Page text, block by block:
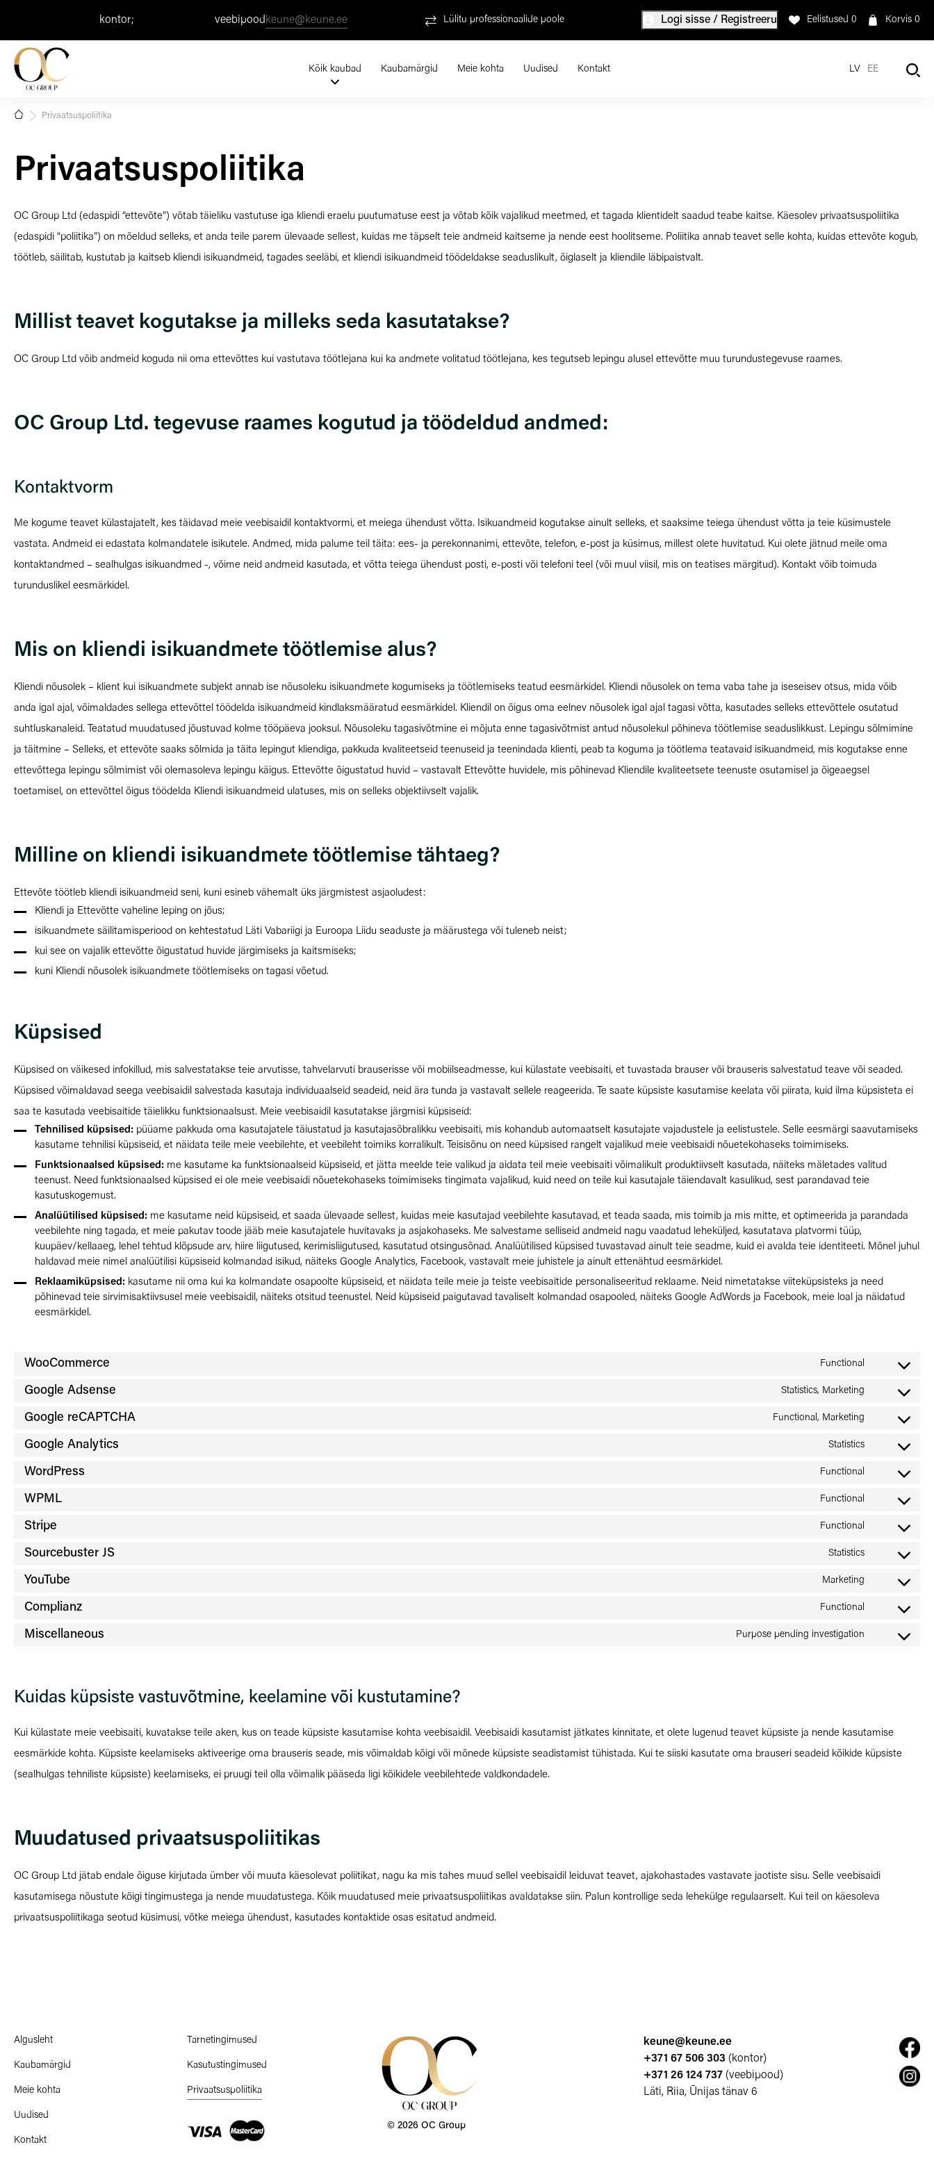
kontor; veebipoodkeune@keune.ee Lülitu professionaalide poole Logi sisse / Registreeru Eelistused 0 Korvis 0
Kõik kaubad Kaubamärgid Meie kohta Uudised Kontakt LV EE
Privaatsuspoliitika
Privaatsuspoliitika
OC Group Ltd (edaspidi “ettevõte”) võtab täieliku vastutuse iga kliendi eraelu puutumatuse eest ja võtab kõik vajalikud meetmed, et tagada klientidelt saadud teabe kaitse. Käesolev privaatsuspoliitika
(edaspidi “poliitika”) on mõeldud selleks, et anda teile parem ülevaade sellest, kuidas me täpselt teie andmeid kaitseme ja nende eest hoolitseme. Poliitika annab teavet selle kohta, kuidas ettevõte kogub,
töötleb, säilitab, kustutab ja kaitseb kliendi isikuandmeid, tagades seeläbi, et kliendi isikuandmeid töödeldakse seaduslikult, õiglaselt ja kliendile läbipaistvalt.
Millist teavet kogutakse ja milleks seda kasutatakse?
OC Group Ltd võib andmeid koguda nii oma ettevõttes kui vastutava töötlejana kui ka andmete volitatud töötlejana, kes tegutseb lepingu alusel ettevõtte muu turundustegevuse raames.
OC Group Ltd. tegevuse raames kogutud ja töödeldud andmed:
Kontaktvorm
Me kogume teavet külastajatelt, kes täidavad meie veebisaidil kontaktvormi, et meiega ühendust võtta. Isikuandmeid kogutakse ainult selleks, et saaksime teiega ühendust võtta ja teie küsimustele
vastata. Andmeid ei edastata kolmandatele isikutele. Andmed, mida palume teil täita: ees- ja perekonnanimi, ettevõte, telefon, e-post ja küsimus, millest olete huvitatud. Kui olete jätnud meile oma
kontaktandmed – sealhulgas isikuandmed -, võime neid andmeid kasutada, et võtta teiega ühendust posti, e-posti või telefoni teel (või muul viisil, mis on teatises märgitud). Kontakt võib toimuda
turunduslikel eesmärkidel.
Mis on kliendi isikuandmete töötlemise alus?
Kliendi nõusolek – klient kui isikuandmete subjekt annab ise nõusoleku isikuandmete kogumiseks ja töötlemiseks teatud eesmärkidel. Kliendi nõusolek on tema vaba tahe ja iseseisev otsus, mida võib
anda igal ajal, võimaldades sellega ettevõttel töödelda isikuandmeid kindlaksmääratud eesmärkidel. Kliendil on õigus oma eelnev nõusolek igal ajal tagasi võtta, kasutades selleks ettevõttele osutatud
suhtluskanaleid. Teatatud muudatused jõustuvad kolme tööpäeva jooksul. Nõusoleku tagasivõtmine ei mõjuta enne tagasivõtmist antud nõusolekul põhineva töötlemise seaduslikkust. Lepingu sõlmimine
ja täitmine – Selleks, et ettevõte saaks sõlmida ja täita lepingut kliendiga, pakkuda kvaliteetseid teenuseid ja teenindada klienti, peab ta koguma ja töötlema teatavaid isikuandmeid, mis kogutakse enne
ettevõttega lepingu sõlmimist või olemasoleva lepingu käigus. Ettevõtte õigustatud huvid – vastavalt Ettevõtte huvidele, mis põhinevad Kliendile kvaliteetsete teenuste osutamisel ja õigeaegsel
toetamisel, on ettevõttel õigus töödelda Kliendi isikuandmeid ulatuses, mis on selleks objektiivselt vajalik.
Milline on kliendi isikuandmete töötlemise tähtaeg?
Ettevõte töötleb kliendi isikuandmeid seni, kuni esineb vähemalt üks järgmistest asjaoludest:
Kliendi ja Ettevõtte vaheline leping on jõus;
isikuandmete säilitamisperiood on kehtestatud Läti Vabariigi ja Euroopa Liidu seaduste ja määrustega või tuleneb neist;
kui see on vajalik ettevõtte õigustatud huvide järgimiseks ja kaitsmiseks;
kuni Kliendi nõusolek isikuandmete töötlemiseks on tagasi võetud.
Küpsised
Küpsised on väikesed infokillud, mis salvestatakse teie arvutisse, tahvelarvuti brauserisse või mobiilseadmesse, kui külastate veebisaiti, et tuvastada brauser või brauseris salvestatud teave või seaded.
Küpsised võimaldavad seega veebisaidil salvestada kasutaja individuaalseid seadeid, neid ära tunda ja vastavalt sellele reageerida. Te saate küpsiste kasutamise keelata või piirata, kuid ilma küpsisteta ei
saa te kasutada veebisaitide täielikku funktsionaalsust. Meie veebisaidil kasutatakse järgmisi küpsiseid:
Tehnilised küpsised: püüame pakkuda oma kasutajatele täiustatud ja kasutajasõbralikku veebisaiti, mis kohandub automaatselt kasutajate vajadustele ja eelistustele. Selle eesmärgi saavutamiseks
kasutame tehnilisi küpsiseid, et näidata teile meie veebilehte, et veebileht toimiks korralikult. Teisisõnu on need küpsised rangelt vajalikud meie veebisaidi nõuetekohaseks toimimiseks.
Funktsionaalsed küpsised: me kasutame ka funktsionaalseid küpsiseid, et jätta meelde teie valikud ja aidata teil meie veebisaiti võimalikult produktiivselt kasutada, näiteks mäletades valitud
teenust. Need funktsionaalsed küpsised ei ole meie veebisaidi nõuetekohaseks toimimiseks tingimata vajalikud, kuid need on teile kui kasutajale täiendavalt kasulikud, sest parandavad teie
kasutuskogemust.
Analüütilised küpsised: me kasutame neid küpsiseid, et saada ülevaade sellest, kuidas meie kasutajad veebilehte kasutavad, et teada saada, mis toimib ja mis mitte, et optimeerida ja parandada
veebilehte ning tagada, et meie pakutav toode jääb meie kasutajatele huvitavaks ja asjakohaseks. Me salvestame selliseid andmeid nagu vaadatud leheküljed, kasutatava platvormi tüüp,
kuupäev/kellaaeg, lehel tehtud klõpsude arv, hiire liigutused, kerimisliigutused, kasutatud otsingusõnad. Analüütilised küpsised tuvastavad ainult teie seadme, kuid ei avalda teie identiteeti. Mõnel juhul
haldavad meie nimel analüütilisi küpsiseid kolmandad isikud, näiteks Google Analytics, Facebook, vastavalt meie juhistele ja ainult ettenähtud eesmärkidel.
Reklaamiküpsised: kasutame nii oma kui ka kolmandate osapoolte küpsiseid, et näidata teile meie ja teiste veebisaitide personaliseeritud reklaame. Neid nimetatakse viiteküpsisteks ja need
põhinevad teie sirvimisaktiivsusel meie veebisaidil, näiteks otsitud teenustel. Neid küpsiseid paigutavad tavaliselt kolmandad osapooled, näiteks Google AdWords ja Facebook, meie loal ja näidatud
eesmärkidel.
WooCommerce Functional
Consent
Google Adsense Statistics, Marketing
Consent
google-
Google reCAPTCHA Functional, Marketing
Consent
google-
Google Analytics Statistics
Consent
google-
WordPress Functional
Consent
wordpress
WPML Functional
Consent
wpml
Stripe Functional
Consent
stripe
Sourcebuster JS Statistics
Consent
YouTube Marketing
Consent
youtube
Complianz Functional
Consent
Miscellaneous Purpose pending investigation
Consent
Kuidas küpsiste vastuvõtmine, keelamine või kustutamine?
Kui külastate meie veebisaiti, kuvatakse teile aken, kus on teade küpsiste kasutamise kohta veebisaidil. Veebisaidi kasutamist jätkates kinnitate, et olete lugenud teavet küpsiste ja nende kasutamise
eesmärkide kohta. Küpsiste keelamiseks aktiveerige oma brauseris seade, mis võimaldab kõigi või mõnede küpsiste seadistamist tühistada. Kui te siiski kasutate oma brauseri seadeid kõikide küpsiste
(sealhulgas tehniliste küpsiste) keelamiseks, ei pruugi teil olla võimalik pääseda ligi kõikidele veebilehtede valdkondadele.
Muudatused privaatsuspoliitikas
OC Group Ltd jätab endale õiguse kirjutada ümber või muuta käesolevat poliitikat, nagu ka mis tahes muud sellel veebisaidil leiduvat teavet, ajakohastades vastavate jaotiste sisu. Selle veebisaidi
kasutamisega nõustute kõigi tingimustega ja nende muudatustega. Kõik muudatused meie privaatsuspoliitikas avaldatakse siin. Palun kontrollige seda lehekülge regulaarselt. Kui teil on käesoleva
privaatsuspoliitikaga seotud küsimusi, võtke meiega ühendust, kasutades kontaktide osas esitatud andmeid.
Algusleht
Kaubamärgid
Meie kohta
Uudised
Kontakt
Tarnetingimused
Kasutustingimused
Privaatsuspoliitika
© 2026 OC Group
keune@keune.ee
+371 67 506 303 (kontor)
+371 26 124 737 (veebipood)
Läti, Riia, Ūnijas tänav 6